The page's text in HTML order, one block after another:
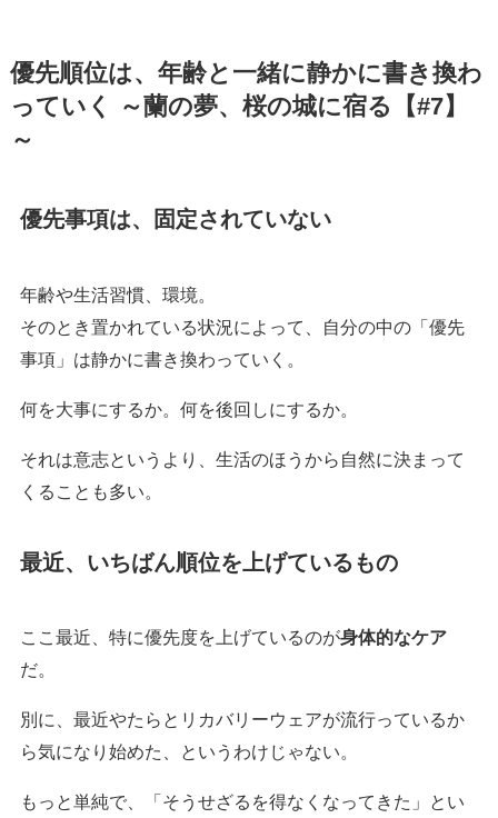
優先順位は、年齢と一緒に静かに書き換わ
っていく ～蘭の夢、桜の城に宿る【#7】
～
優先事項は、固定されていない
年齢や生活習慣、環境。
そのとき置かれている状況によって、自分の中の「優先
事項」は静かに書き換わっていく。
何を大事にするか。何を後回しにするか。
それは意志というより、生活のほうから自然に決まって
くることも多い。
最近、いちばん順位を上げているもの
ここ最近、特に優先度を上げているのが身体的なケア
だ。
別に、最近やたらとリカバリーウェアが流行っているか
ら気になり始めた、というわけじゃない。
もっと単純で、「そうせざるを得なくなってきた」とい